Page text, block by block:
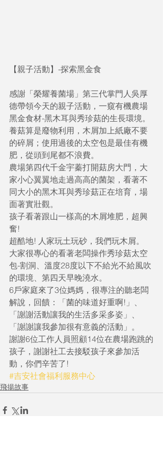
【親子活動】-探索黑金食
感謝「榮耀養菌場」第三代掌門人吳厚
德帶領今天的親子活動，一窺有機農場
黑金食材-黑木耳與秀珍菇的生長環境。
養菇算是廢物利用，木屑加上紙廠不要
的碎屑；使用過後的太空包是最佳有機
肥，從頭到尾都不浪費。
農場第四代千金宇蓁打開菇房大門，大
家小心翼翼地走過高高的菌架，看著不
同大小的黑木耳與秀珍菇正在培育，場
面著實壯觀。
孩子看著跟山一樣高的木屑堆肥，超興
奮!
超酷地! 人家玩土玩砂，我們玩木屑。
大家很專心的看著老闆操作秀珍菇太空
包-割洞、溫度28度以下不給光不給風吹
的環境、第四天早晚澆水。
6戶家庭來了3位媽媽，很專注的聽老闆
解說，回饋：「菌的味道好重啊!」、
「謝謝活動讓我的生活多采多姿」、
「謝謝讓我參加很有意義的活動」。
謝謝6位工作人員照顧14位在農場跑跳的
孩子，謝謝社工去接駁孩子來參加活
動，你們辛苦了!
#吉安社會福利服務中心
飛揚故事